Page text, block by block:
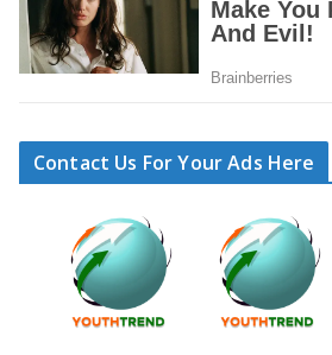
Contact Us For Your Ads Here